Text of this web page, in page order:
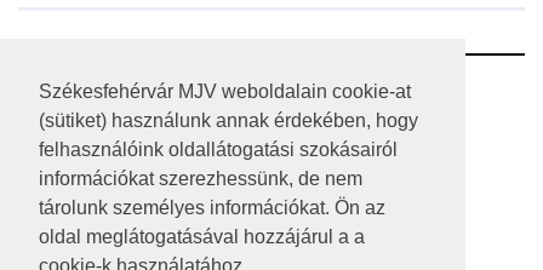
Székesfehérvár MJV weboldalain cookie-at
(sütiket) használunk annak érdekében, hogy
felhasználóink oldallátogatási szokásairól
információkat szerezhessünk, de nem
tárolunk személyes információkat. Ön az
oldal meglátogatásával hozzájárul a a
RSS
A HONLAP 2017.03.31-I ÁLLAPOTA
JOGI NYILATKOZAT
IMPRESSZUM